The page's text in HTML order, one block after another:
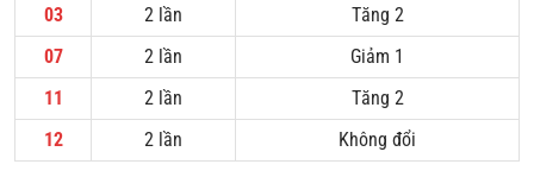
03
2 lần
Tăng 2
07
2 lần
Giảm 1
11
2 lần
Tăng 2
12
2 lần Không đổi